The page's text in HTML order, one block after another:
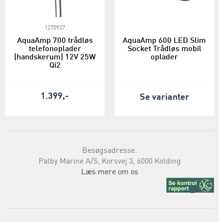
1270937
AquaAmp 700 trådløs
telefonoplader
(handskerum) 12V 25W
Qi2
1.399,-
AquaAmp 600 LED Slim
Socket Trådløs mobil
oplader
Se varianter
Besøgsadresse:
Palby Marine A/S, Korsvej 3, 6000 Kolding
Læs mere om os